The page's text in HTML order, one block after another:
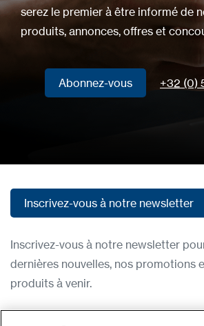
serez le premier à être informé de
produits, annonces, offres et
Abonnez-vous +32 (0)
Inscrivez-vous à notre newsletter
Inscrivez-vous à notre newsletter
dernières nouvelles, nos promotions
produits à venir.